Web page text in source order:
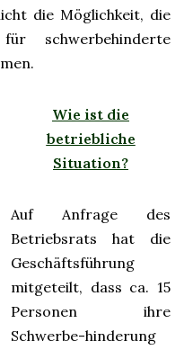
die Möglichkeit, die
schwerbehinderte
Wie ist die
betriebliche
Situation?
Auf Anfrage des
Betriebsrats hat die
Geschäftsführung
mitgeteilt, dass ca. 15
Personen ihre
Schwerbe-hinderung